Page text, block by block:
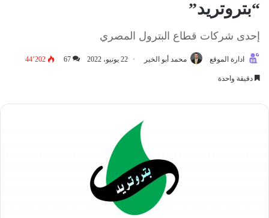
“بتروتريد”
إحدى شركات قطاع البترول المصري
ادارة الموقع محمد أبو الخير 22 يونيو، 2022 67 44٬202
دقيقة واحدة